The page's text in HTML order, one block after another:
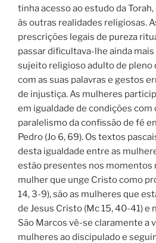
tinha acesso ao estudo da
às outras realidades religiosas.
prescrições legais de pureza
passar dificultava-lhe ainda
sujeito religioso adulto de pleno
com as suas palavras e gestos
de injustiça. As mulheres
em igualdade de condições com
paralelismo da confissão de fé
Pedro (Jo 6, 69). Os textos
desta igualdade entre as
estão presentes nos momentos
mulher que unge Cristo como
14, 3-9), são as mulheres que
de Jesus Cristo (Mc 15, 40-41) e
São Marcos vê-se claramente a
mulheres ao discipulado e